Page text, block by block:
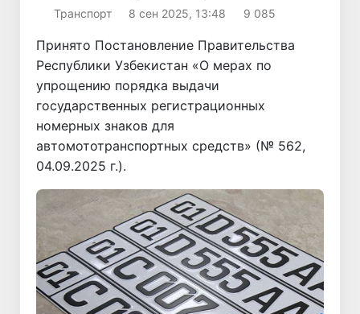
Транспорт 8 сен 2025, 13:48 9 085
Принято Постановление Правительства
Республики Узбекистан «О мерах по
упрощению порядка выдачи
государственных регистрационных
номерных знаков для
автомототранспортных средств» (№ 562,
04.09.2025 г.).